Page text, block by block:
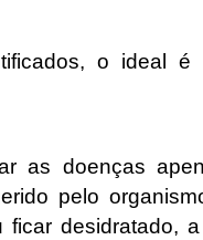
o ideal é
as doenças
pelo
desidratado,